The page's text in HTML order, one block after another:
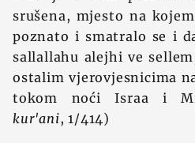
srušena, mjesto na
poznato i smatralo se i
sallallahu alejhi ve
ostalim vjerovjesnicima
tokom noći Israa i
kur'ani, 1/414)